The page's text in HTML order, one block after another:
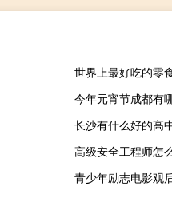
世界上最好吃的零
今年元宵节成都有
长沙有什么好的高
高级安全工程师怎
青少年励志电影观